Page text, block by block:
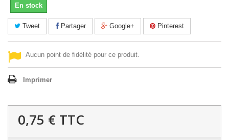
En stock
Tweet Partager Google+ Pinterest
Aucun point de fidélité pour ce produit.
Imprimer
0,75 € TTC